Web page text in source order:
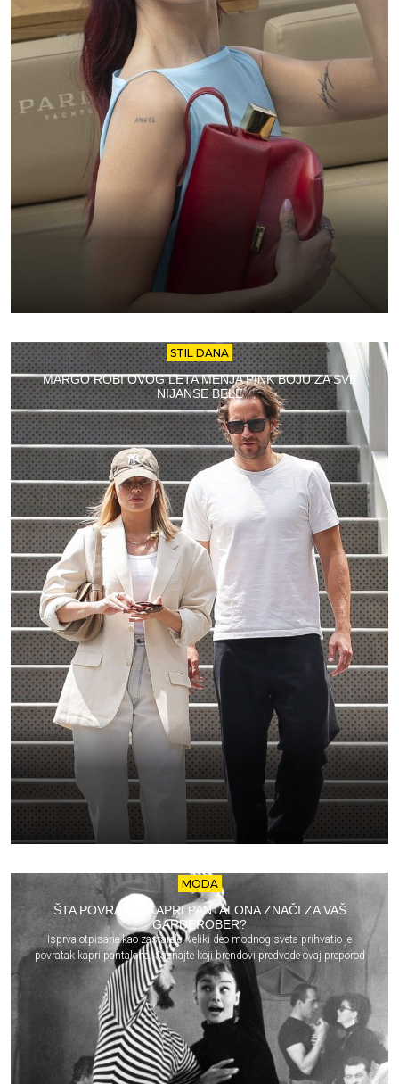
STIL DANA
MARGO ROBI OVOG LETA MENJA PINK BOJU ZA SVE
NIJANSE BELE
MODA
ŠTA POVRATAK KAPRI PANTALONA ZNAČI ZA VAŠ
GARDEROBER?
Isprva otpisane kao zastarele, veliki deo modnog sveta prihvatio je
povratak kapri pantalona. Saznajte koji brendovi predvode ovaj preporod